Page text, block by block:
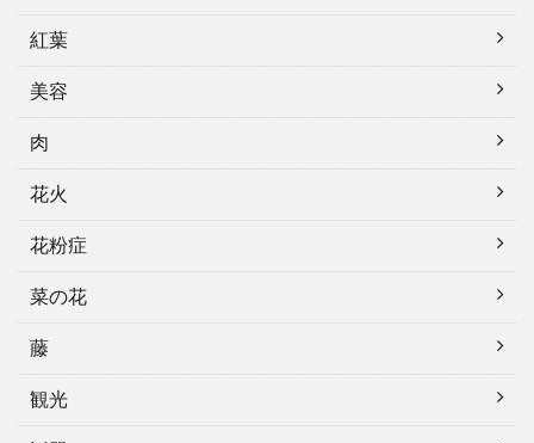
紅葉
美容
肉
花火
花粉症
菜の花
藤
観光